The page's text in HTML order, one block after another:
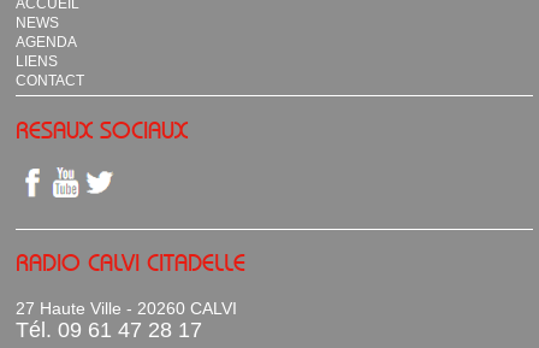
ACCUEIL
NEWS
AGENDA
LIENS
CONTACT
RESAUX SOCIAUX
RADIO CALVI CITADELLE
27 Haute Ville - 20260 CALVI
Tél. 09 61 47 28 17